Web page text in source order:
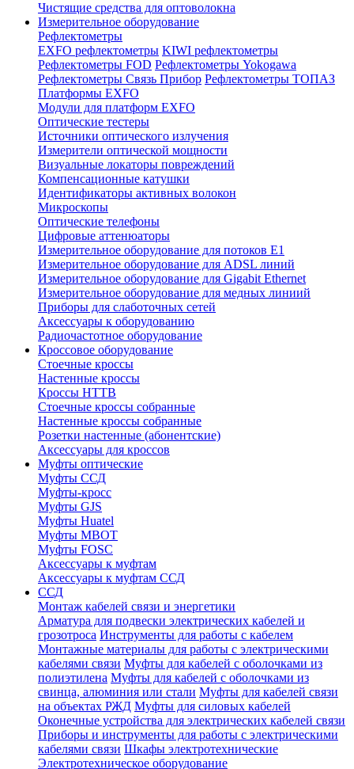
Чистящие средства для оптоволокна
Измерительное оборудование
Рефлектометры
EXFO рефлектометры KIWI рефлектометры
Рефлектометры FOD Рефлектометры Yokogawa
Рефлектометры Связь Прибор Рефлектометры ТОПАЗ
Платформы EXFO
Модули для платформ EXFO
Оптические тестеры
Источники оптического излучения
Измерители оптической мощности
Визуальные локаторы повреждений
Компенсационные катушки
Идентификаторы активных волокон
Микроскопы
Оптические телефоны
Цифровые аттенюаторы
Измерительное оборудование для потоков Е1
Измерительное оборудование для ADSL линий
Измерительное оборудование для Gigabit Ethernet
Измерительное оборудование для медных линиий
Приборы для слаботочных сетей
Аксессуары к оборудованию
Радиочастотное оборудование
Кроссовое оборудование
Стоечные кроссы
Настенные кроссы
Кроссы HTTB
Стоечные кроссы собранные
Настенные кроссы собранные
Розетки настенные (абонентские)
Аксессуары для кроссов
Муфты оптические
Муфты ССД
Муфты-кросс
Муфты GJS
Муфты Huatel
Муфты МВОТ
Муфты FOSC
Аксессуары к муфтам
Аксессуары к муфтам ССД
ССД
Монтаж кабелей связи и энергетики
Арматура для подвески электрических кабелей и
грозотроса Инструменты для работы с кабелем
Монтажные материалы для работы с электрическими
кабелями связи Муфты для кабелей с оболочками из
полиэтилена Муфты для кабелей с оболочками из
свинца, алюминия или стали Муфты для кабелей связи
на объектах РЖД Муфты для силовых кабелей
Оконечные устройства для электрических кабелей связи
Приборы и инструменты для работы с электрическими
кабелями связи Шкафы электротехнические
Электротехническое оборудование